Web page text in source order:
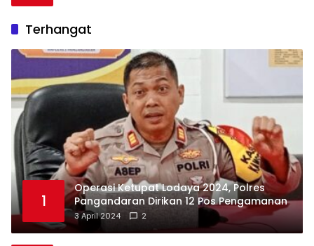
Terhangat
1
Operasi Ketupat Lodaya 2024, Polres
Pangandaran Dirikan 12 Pos Pengamanan
3 April 2024 2